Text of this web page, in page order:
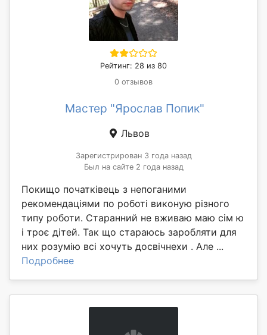
Рейтинг: 28 из 80
0 отзывов
Мастер "Ярослав Попик"
Львов
Зарегистрирован 3 года назад
Был на сайте 2 года назад
Покищо початківець з непоганими
рекомендаціями по роботі виконую різного
типу роботи. Старанний не вживаю маю сім ю
і троє дітей. Так що стараюсь заробляти для
них розумію всі хочуть досвічнехи . Але ...
Подробнее